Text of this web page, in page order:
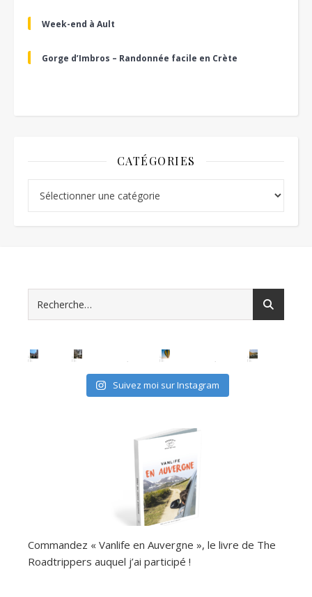
Week-end à Ault
Gorge d’Imbros – Randonnée facile en Crète
CATÉGORIES
Suivez moi sur Instagram
Commandez « Vanlife en Auvergne », le livre de The
Roadtrippers auquel j’ai participé !